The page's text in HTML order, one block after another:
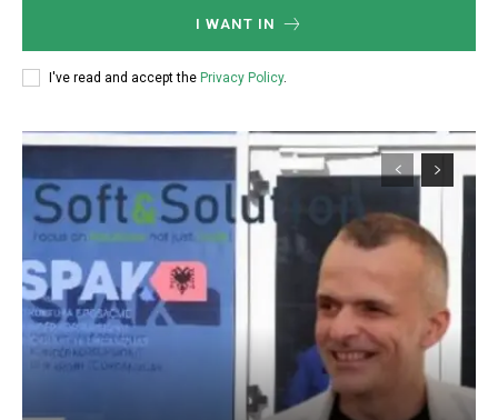
I WANT IN
I've read and accept the Privacy Policy.